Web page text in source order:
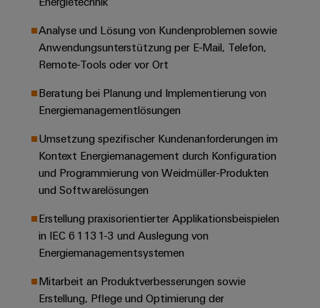
für
Geräte
Konventionelle
Energieerzeugung
Zukunftssicherheit
für
bewährte
Maschinenbau
Lösungen
für
Segmente
der
Maschinen
und
Öl
Systeme
Lösungen
Dezentrale
Automatisierung
Energiemanagement-
Lösungen
IIoT
&
Software
Industrial
Analytics
Industrial
Elektronikgehäuse
Blitz-
und
PV
Feldbusverteiler
Automatisierung
&
Software
Steuerungen
Support
Umweltbezogene
Produktkonformität
Engineering
Daten
Technische
Produktkataloge
Reparatur
Ersatzteile
Trainings
und
Webinare
Fachpressemeldungen
Pressekontakt
Unsere
IIoT
and
Automation
Netzwerk
IIoT
and
Automation
Ausbildungs-
und
Studienplätze
Aktuelle
Termine
für
Schulklassen
Analyse und Lösung von Kundenproblemen sowie
Anwendungsunterstützung per E-Mail, Telefon,
Remote-Tools oder vor Ort
Beratung bei Planung und Implementierung von
Energiemanagementlösungen
Umsetzung spezifischer Kundenanforderungen im
Kontext Energiemanagement durch Konfiguration
und Programmierung von Weidmüller-Produkten
und Softwarelösungen
Erstellung praxisorientierter Applikationsbeispielen
in IEC 61131-3 und Auslegung von
Energiemanagementsystemen
Mitarbeit an Produktverbesserungen sowie
Erstellung, Pflege und Optimierung der